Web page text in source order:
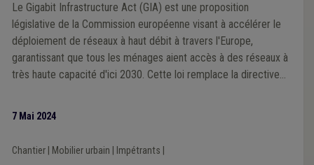
Le Gigabit Infrastructure Act (GIA) est une proposition
législative de la Commission européenne visant à accélérer le
déploiement de réseaux à haut débit à travers l'Europe,
garantissant que tous les ménages aient accès à des réseaux à
très haute capacité d'ici 2030. Cette loi remplace la directive
7 Mai 2024
Chantier| Mobilier urbain Impétrants